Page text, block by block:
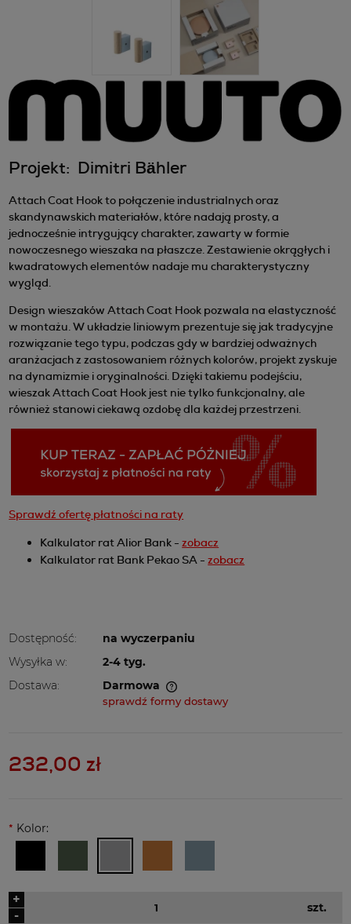
Projekt: Dimitri Bähler
Attach Coat Hook to połączenie industrialnych oraz
skandynawskich materiałów, które nadają prosty, a
jednocześnie intrygujący charakter, zawarty w formie
nowoczesnego wieszaka na płaszcze. Zestawienie okrągłych i
kwadratowych elementów nadaje mu charakterystyczny
wygląd.
Design wieszaków Attach Coat Hook pozwala na elastyczność
w montażu. W układzie liniowym prezentuje się jak tradycyjne
rozwiązanie tego typu, podczas gdy w bardziej odważnych
aranżacjach z zastosowaniem różnych kolorów, projekt zyskuje
na dynamizmie i oryginalności. Dzięki takiemu podejściu,
wieszak Attach Coat Hook jest nie tylko funkcjonalny, ale
również stanowi ciekawą ozdobę dla każdej przestrzeni.
Sprawdź ofertę płatności na raty
Kalkulator rat Alior Bank -zobacz
Kalkulator rat Bank Pekao SA -zobacz
Dostępność:
na wyczerpaniu
Wysyłka w:
2-4 tyg.
Dostawa:
Darmowa
Cena nie zawiera ewentualnych kosztów płatności
sprawdź formy dostawy
232,00 zł
* Kolor:
-
+
szt.